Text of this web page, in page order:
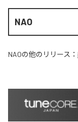
NAO
NAOの他のリリース：